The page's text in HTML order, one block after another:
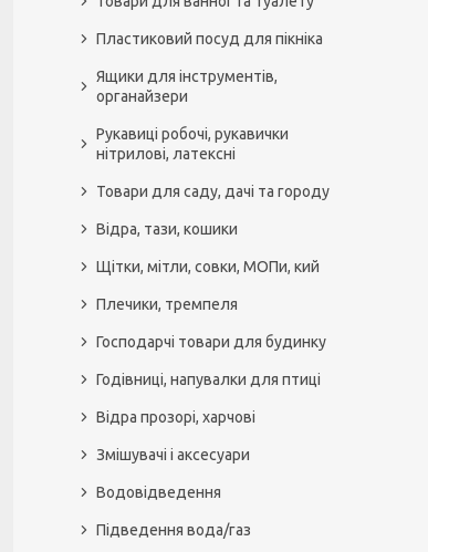
Пластиковий посуд для пікніка
Ящики для інструментів,
органайзери
Рукавиці робочі, рукавички
нітрилові, латексні
Товари для саду, дачі та городу
Відра, тази, кошики
Щітки, мітли, совки, МОПи, кий
Плечики, тремпеля
Господарчі товари для будинку
Годівниці, напувалки для птиці
Відра прозорі, харчові
Змішувачі і аксесуари
Водовідведення
Підведення вода/газ